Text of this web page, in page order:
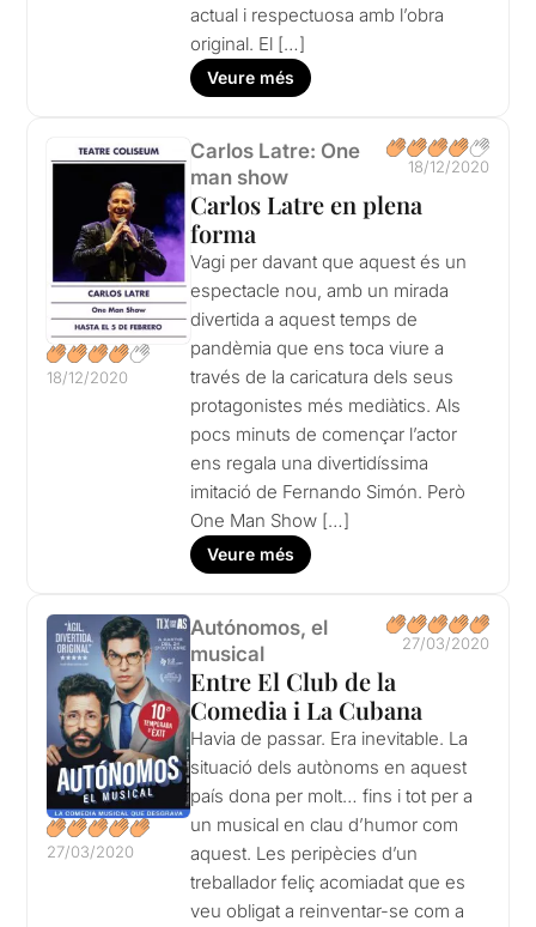
actual i respectuosa amb l’obra
original. El […]
Veure més
18/12/2020
Carlos Latre: One
man show
18/12/2020
Carlos Latre en plena
forma
Vagi per davant que aquest és un
espectacle nou, amb un mirada
divertida a aquest temps de
pandèmia que ens toca viure a
través de la caricatura dels seus
protagonistes més mediàtics. Als
pocs minuts de començar l’actor
ens regala una divertidíssima
imitació de Fernando Simón. Però
One Man Show […]
Veure més
27/03/2020
Autónomos, el
musical
27/03/2020
Entre El Club de la
Comedia i La Cubana
Havia de passar. Era inevitable. La
situació dels autònoms en aquest
país dona per molt… fins i tot per a
un musical en clau d’humor com
aquest. Les peripècies d’un
treballador feliç acomiadat que es
veu obligat a reinventar-se com a